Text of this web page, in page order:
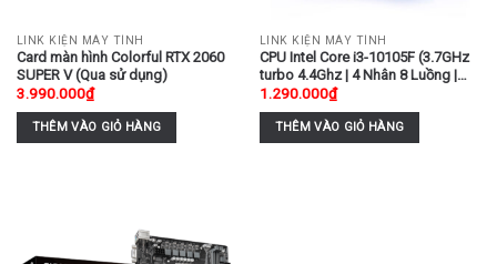
LINK KIỆN MÁY TÍNH
Card màn hình Colorful RTX 2060
SUPER V (Qua sử dụng)
3.990.000₫
THÊM VÀO GIỎ HÀNG
LINK KIỆN MÁY TÍNH
CPU Intel Core i3-10105F (3.7GHz
turbo 4.4Ghz | 4 Nhân 8 Luồng |
6MB Cache | 65W) (Qua sử dụng)
1.290.000₫
THÊM VÀO GIỎ HÀNG